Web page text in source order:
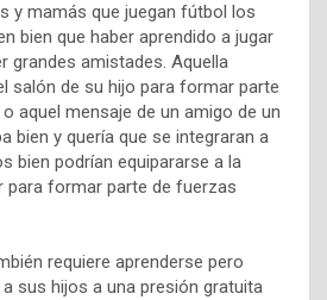
y mamás que juegan fútbol los
bien que haber aprendido a jugar
grandes amistades. Aquella
salón de su hijo para formar parte
aquel mensaje de un amigo de un
bien y quería que se integraran a
bien podrían equipararse a la
para formar parte de fuerzas
requiere aprenderse pero
sus hijos a una presión gratuita